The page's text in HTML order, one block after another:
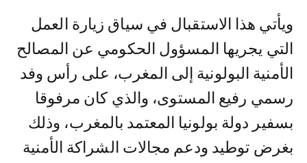
ويأتي هذا الاستقبال في سياق زيارة العمل
التي يجريها المسؤول الحكومي عن المصالح
الأمنية البولونية إلى المغرب، على رأس وفد
رسمي رفيع المستوى، والذي كان مرفوقا
بسفير دولة بولونيا المعتمد بالمغرب، وذلك
بغرض توطيد ودعم مجالات الشراكة الأمنية